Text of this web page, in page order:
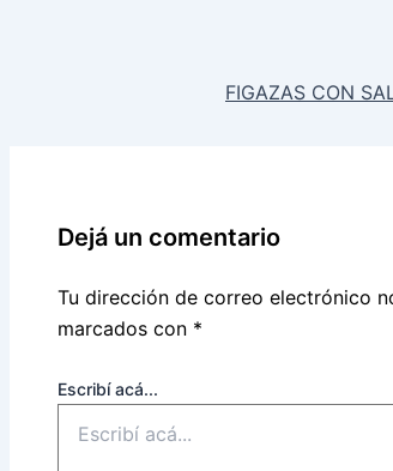
FIGAZAS CON
Dejá un comentario
Tu dirección de correo electrónico
marcados con *
Escribí acá...